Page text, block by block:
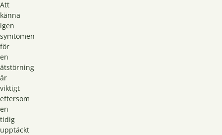
Att
känna
igen
symtomen
för
en
ätstörning
är
viktigt
eftersom
en
tidig
upptäckt